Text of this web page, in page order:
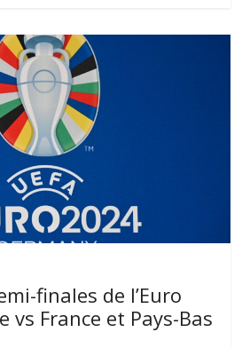
finales de l’Euro
vs France et Pays-Bas